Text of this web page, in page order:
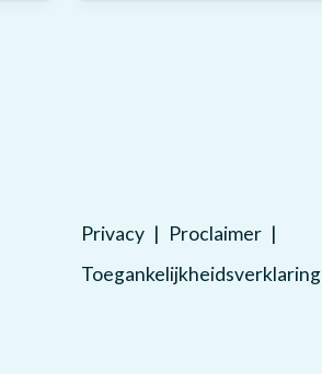
Privacy
Proclaimer
Toegankelijkheidsverklaring